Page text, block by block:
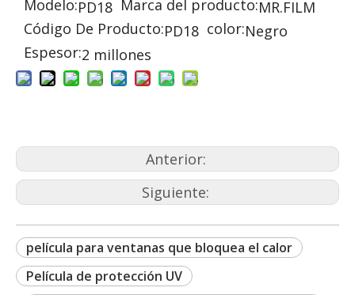
Modelo:PD18 Marca del producto:MR.FILM
Código De Producto:PD18 color:Negro
Espesor:2 millones
Anterior:
Siguiente:
película para ventanas que bloquea el calor
Película de protección UV